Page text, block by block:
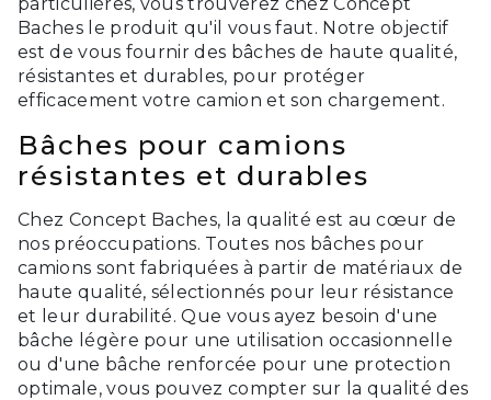
Baches le produit qu'il vous faut. Notre objectif
est de vous fournir des bâches de haute qualité,
résistantes et durables, pour protéger
efficacement votre camion et son chargement.
Bâches pour camions
résistantes et durables
Chez Concept Baches, la qualité est au cœur de
nos préoccupations. Toutes nos bâches pour
camions sont fabriquées à partir de matériaux de
haute qualité, sélectionnés pour leur résistance
et leur durabilité. Que vous ayez besoin d'une
bâche légère pour une utilisation occasionnelle
ou d'une bâche renforcée pour une protection
optimale, vous pouvez compter sur la qualité des